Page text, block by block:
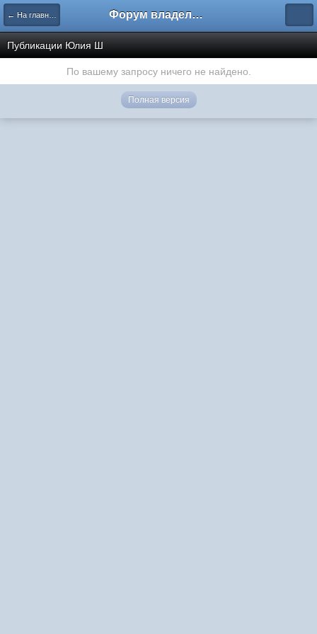
← На главную Форум владельцев интернет-магазинов
Публикации Юлия Ш
По вашему запросу ничего не найдено.
Полная версия